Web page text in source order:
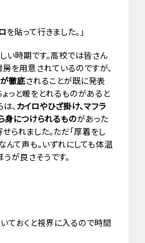
を貼って行きました。」
時期です。高校では皆さん
を用意されているのですが、
徹底されることが既に発表
ょっと暖をとれるものがあると
、 カイロやひざ掛け、マフラ
身につけられるものがあった
られました。ただ「厚着をし
んて声も。いずれにしても体温
が良さそうです。
ておくと視界に入るので時間